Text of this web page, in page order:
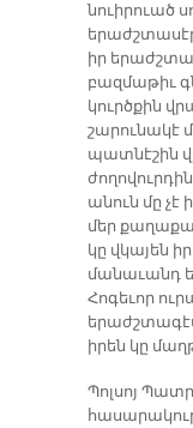
նուիրուած
իր
բազմաթիւ
կուրծքին
շարունակէ
պատնէշին
անուն մը
մեր
կը վկայեն
մանաւանդ
Հոգեւոր
իրեն կը
Պոլսոյ